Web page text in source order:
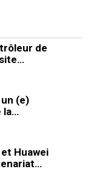
de
(e)
la…
et Huawei